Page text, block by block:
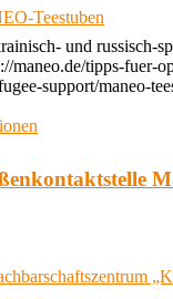
Teestuben
und russisch-
maneo.de/tipps-fuer-
support/maneo-